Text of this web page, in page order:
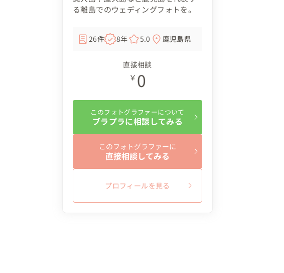
る離島でのウェディングフォトを。
26件 8年 5.0 鹿児島県
直接相談
￥ 0
このフォトグラファーについて
ブラプラに相談してみる
このフォトグラファーに
直接相談してみる
プロフィールを見る